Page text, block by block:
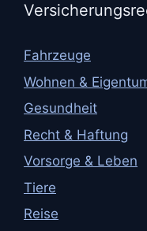
Fahrzeuge
Wohnen &
Gesundheit
Recht & Haftung
Vorsorge & Leben
Tiere
Reise